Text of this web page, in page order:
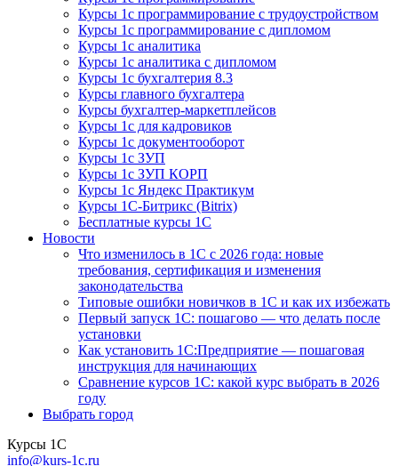
Курсы 1с программирование с трудоустройством
Курсы 1с программирование с дипломом
Курсы 1с аналитика
Курсы 1с аналитика с дипломом
Курсы 1с бухгалтерия 8.3
Курсы главного бухгалтера
Курсы бухгалтер-маркетплейсов
Курсы 1с для кадровиков
Курсы 1с документооборот
Курсы 1с ЗУП
Курсы 1с ЗУП КОРП
Курсы 1с Яндекс Практикум
Курсы 1С-Битрикс (Bitrix)
Бесплатные курсы 1С
Новости
Что изменилось в 1С с 2026 года: новые
требования, сертификация и изменения
законодательства
Типовые ошибки новичков в 1С и как их избежать
Первый запуск 1С: пошагово — что делать после
установки
Как установить 1С:Предприятие — пошаговая
инструкция для начинающих
Сравнение курсов 1С: какой курс выбрать в 2026
году
Выбрать город
Курсы 1С
info@kurs-1c.ru